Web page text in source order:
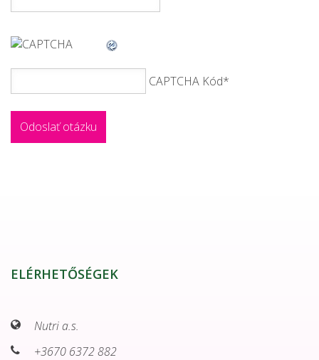
CAPTCHA Kód*
ELÉRHETŐSÉGEK
Nutri a.s.
+3670 6372 882